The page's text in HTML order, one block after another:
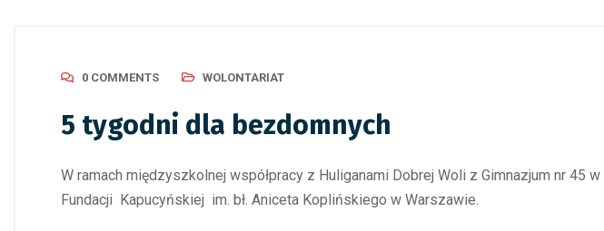
0 COMMENTS WOLONTARIAT
5 tygodni dla bezdomnych
W ramach międzyszkolnej współpracy z Huliganami Dobrej Woli z Gimnazjum nr
Fundacji Kapucyńskiej im. bł. Aniceta Koplińskiego w Warszawie.